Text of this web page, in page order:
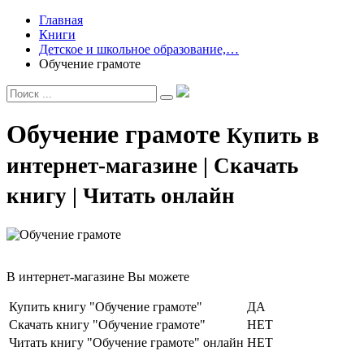
Главная
Книги
Детское и школьное образование,…
Обучение грамоте
Обучение грамоте Купить в
интернет-магазине | Скачать
книгу | Читать онлайн
В интернет-магазине Вы можете
Купить книгу "Обучение грамоте"
ДА
Скачать книгу "Обучение грамоте"
НЕТ
Читать книгу "Обучение грамоте" онлайн НЕТ